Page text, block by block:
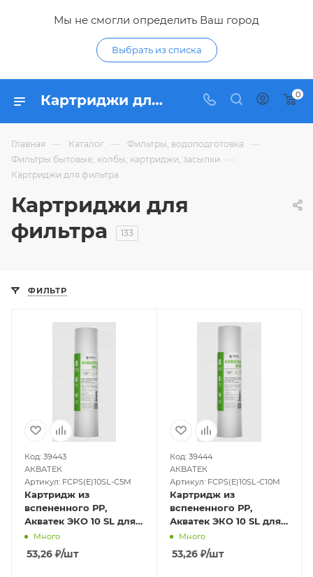
Мы не смогли определить Ваш город
Выбрать из списка
Картриджи для фильтра - купить в Курске | картриджи для фильтра по низким ценам с доставкой в интернет-магазине Гидропромтехника 0
Главная — Каталог — Фильтры, водоподготовка —
Фильтры бытовые, колбы, картриджи, засыпки —
Картриджи для фильтра
Картриджи для
фильтра
133
ФИЛЬТР
Код: 39443
АКВАТЕК
Артикул: FCPS(E)10SL-C5M
Картридж из
вспененного РР,
Акватек ЭКО 10 SL для
холодной воды 5мкм
Много
53,26 ₽/шт
Код: 39444
АКВАТЕК
Артикул: FCPS(E)10SL-C10M
Картридж из
вспененного РР,
Акватек ЭКО 10 SL для
холодной воды 10мкм
Много
53,26₽/шт